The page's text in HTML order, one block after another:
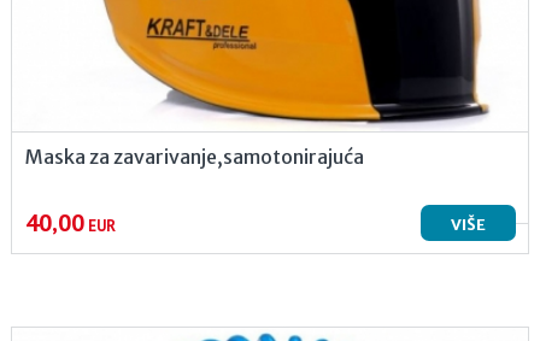
Maska za zavarivanje,samotonirajuća
40,00EUR VIŠE